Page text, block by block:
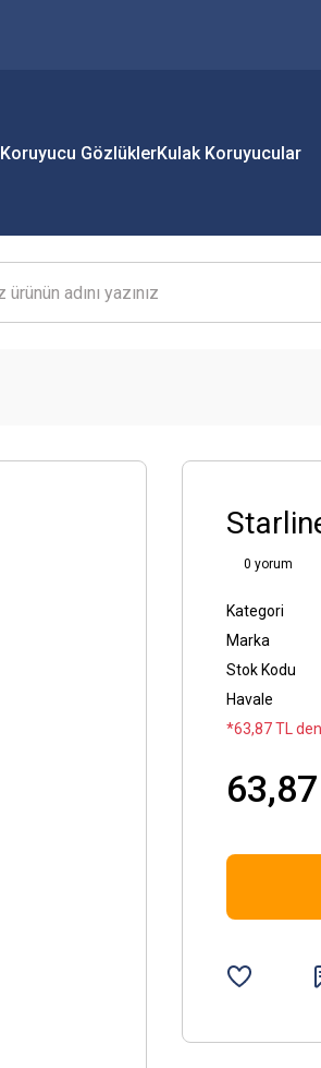
Koruyucu GözlüklerKulak Koruyucular
0 yorum
Kategori
Marka
Stok Kodu
Havale
*63,87 TL